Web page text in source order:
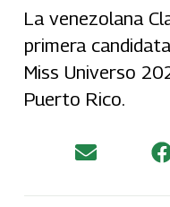
La venezolana
primera
Miss Universo
Puerto Rico.